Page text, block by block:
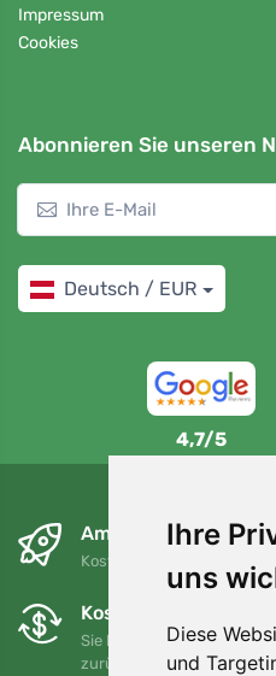
Ihre
uns
Diese
und
Impressum
Cookies
Abonnieren Sie unseren
Deutsch / EUR
4,7/5
Am nächsten Tag
Kostenloser Versand für
Kostenloser
Sie können Ihre
zurückgeben oder